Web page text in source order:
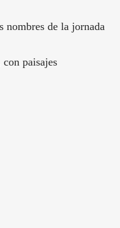
nombres de la jornada
paisajes